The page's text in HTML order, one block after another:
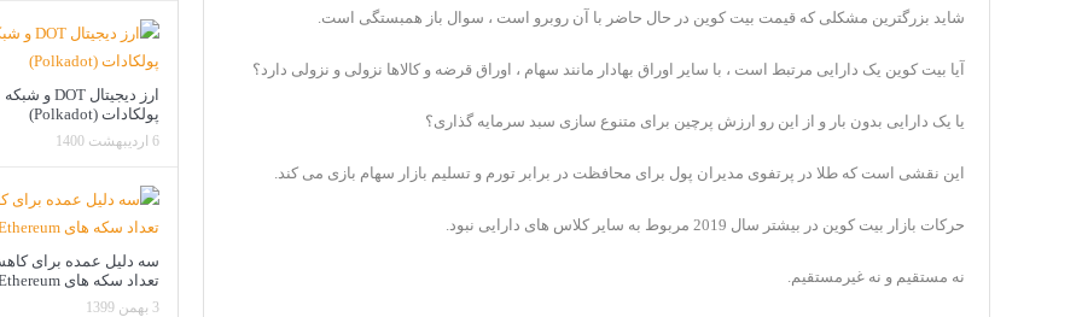
شاید بزرگترین مشکلی که قیمت بیت کوین در حال حاضر با آن روبرو است ، سوال باز همبستگی است.
آیا بیت کوین یک دارایی مرتبط است ، با سایر اوراق بهادار مانند سهام ، اوراق قرضه و کالاها نزولی و نزولی دارد؟
یا یک دارایی بدون بار و از این رو ارزش پرچین برای متنوع سازی سبد سرمایه گذاری؟
این نقشی است که طلا در پرتفوی مدیران پول برای محافظت در برابر تورم و تسلیم بازار سهام بازی می کند.
حرکات بازار بیت کوین در بیشتر سال 2019 مربوط به سایر کلاس های دارایی نبود.
نه مستقیم و نه غیرمستقیم.
ارز دیجیتال DOT و شبکه
پولکادات (Polkadot)
6 اردیبهشت 1400
سه دلیل عمده برای
تعداد سکه های Ethereum
3 بهمن 1399